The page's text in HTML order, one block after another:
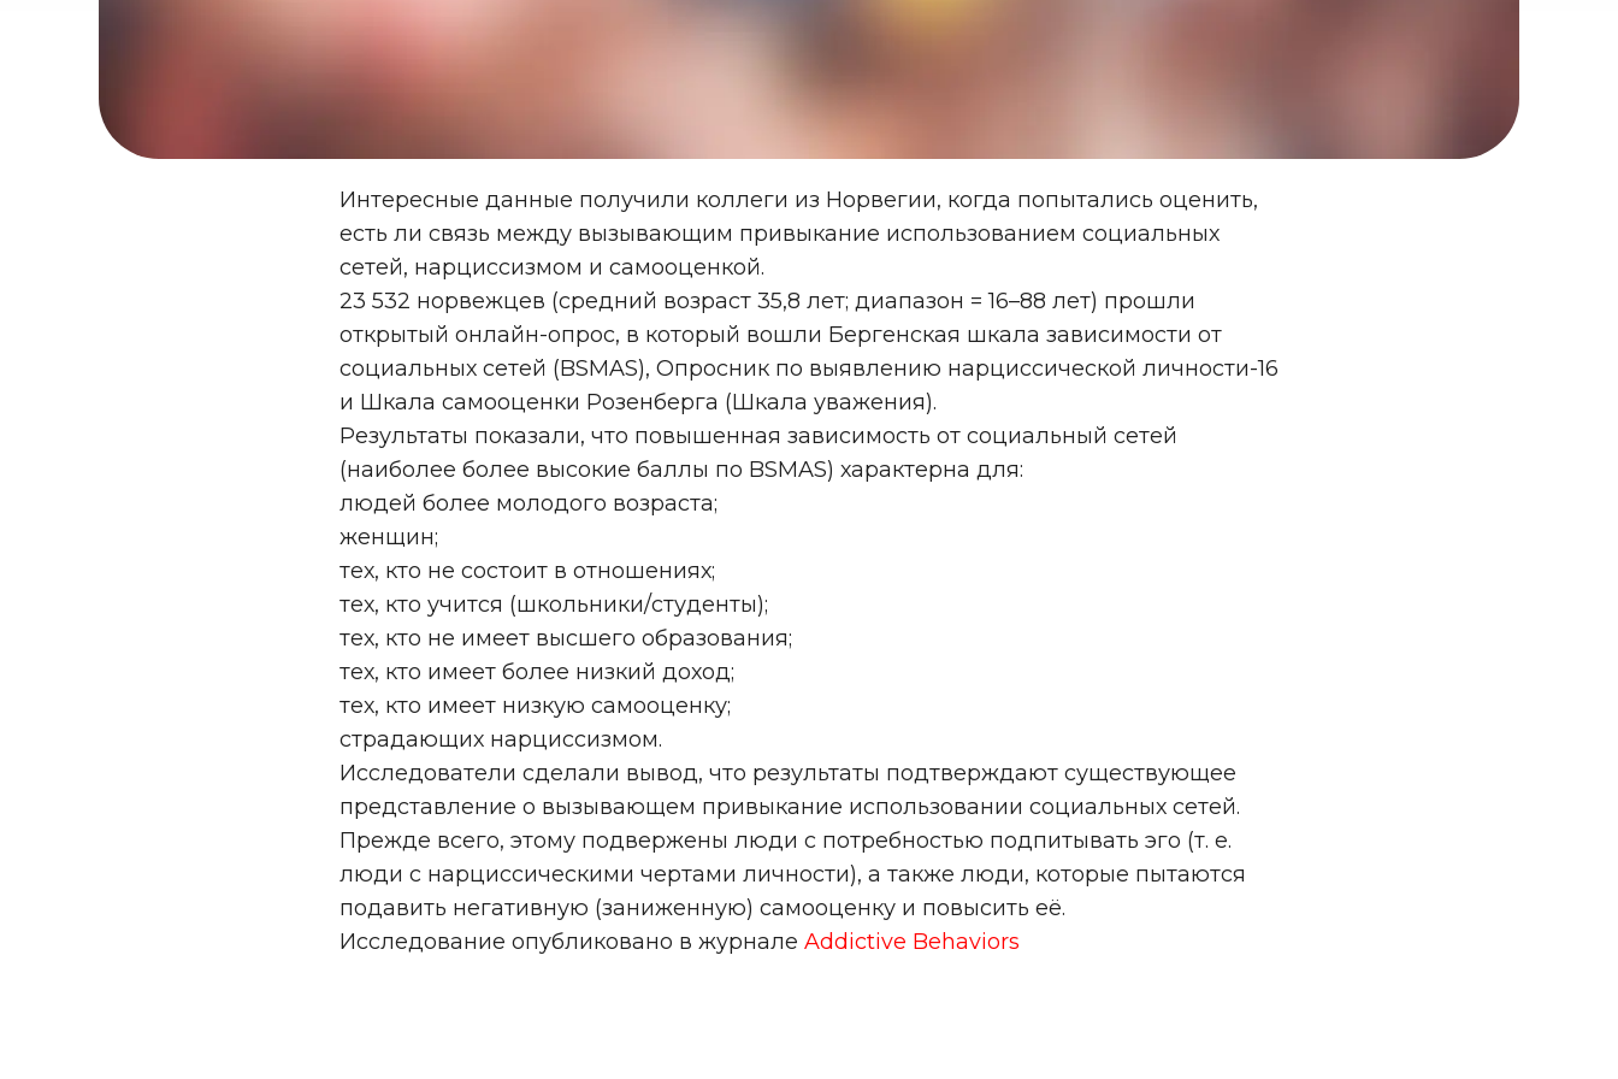
Интересные данные получили коллеги из Норвегии, когда попытались оценить,
есть ли связь между вызывающим привыкание использованием социальных
сетей, нарциссизмом и самооценкой.
23 532 норвежцев (средний возраст 35,8 лет; диапазон = 16–88 лет) прошли
открытый онлайн-опрос, в который вошли Бергенская шкала зависимости от
социальных сетей (BSMAS), Опросник по выявлению нарциссической личности-16
и Шкала самооценки Розенберга (Шкала уважения).
Результаты показали, что повышенная зависимость от социальный сетей
(наиболее более высокие баллы по BSMAS) характерна для:
людей более молодого возраста;
женщин;
тех, кто не состоит в отношениях;
тех, кто учится (школьники/студенты);
тех, кто не имеет высшего образования;
тех, кто имеет более низкий доход;
тех, кто имеет низкую самооценку;
страдающих нарциссизмом.
Исследователи сделали вывод, что результаты подтверждают существующее
представление о вызывающем привыкание использовании социальных сетей.
Прежде всего, этому подвержены люди с потребностью подпитывать эго (т. е.
люди с нарциссическими чертами личности), а также люди, которые пытаются
подавить негативную (заниженную) самооценку и повысить её.
Исследование опубликовано в журнале Addictive Behaviors